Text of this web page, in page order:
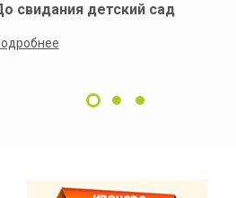
свидания детский сад